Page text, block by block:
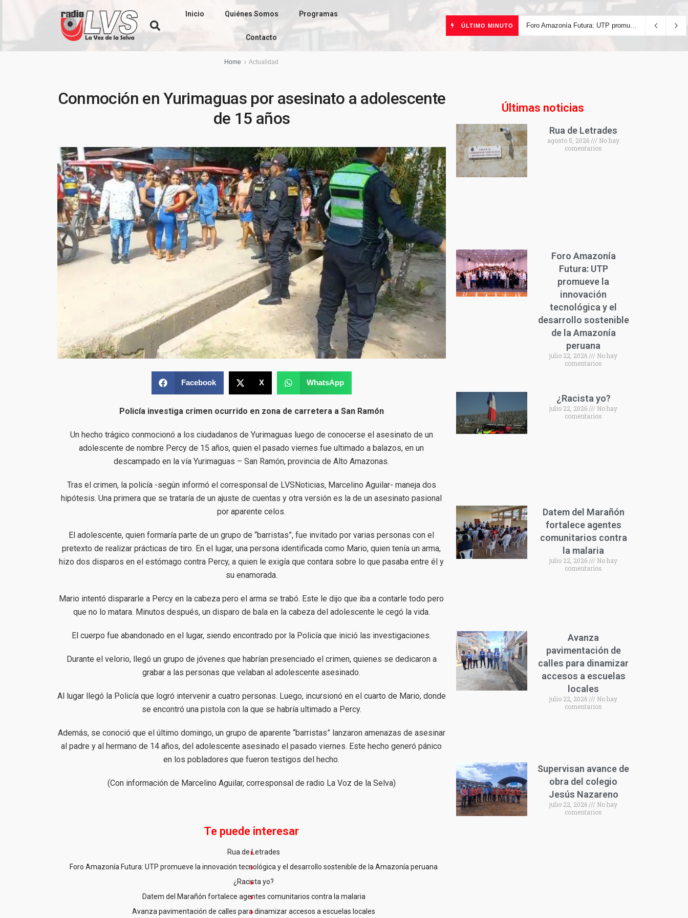
Inicio Quiénes Somos Programas
Contacto
ÚLTIMO MINUTO Foro Amazonía Futura: UTP promueve la innovación tecnológica y el desarrollo sostenible de la Amazonía peruana
Home Actualidad
Conmoción en Yurimaguas por asesinato a adolescente
de 15 años
Facebook X WhatsApp
Policía investiga crimen ocurrido en zona de carretera a San Ramón
Un hecho trágico conmocionó a los ciudadanos de Yurimaguas luego de conocerse el asesinato de un
adolescente de nombre Percy de 15 años, quien el pasado viernes fue ultimado a balazos, en un
descampado en la vía Yurimaguas – San Ramón, provincia de Alto Amazonas.
Tras el crimen, la policía -según informó el corresponsal de LVSNoticias, Marcelino Aguilar- maneja dos
hipótesis. Una primera que se trataría de un ajuste de cuentas y otra versión es la de un asesinato pasional
por aparente celos.
El adolescente, quien formaría parte de un grupo de “barristas”, fue invitado por varias personas con el
pretexto de realizar prácticas de tiro. En el lugar, una persona identificada como Mario, quien tenía un arma,
hizo dos disparos en el estómago contra Percy, a quien le exigía que contara sobre lo que pasaba entre él y
su enamorada.
Mario intentó dispararle a Percy en la cabeza pero el arma se trabó. Este le dijo que iba a contarle todo pero
que no lo matara. Minutos después, un disparo de bala en la cabeza del adolescente le cegó la vida.
El cuerpo fue abandonado en el lugar, siendo encontrado por la Policía que inició las investigaciones.
Durante el velorio, llegó un grupo de jóvenes que habrían presenciado el crimen, quienes se dedicaron a
grabar a las personas que velaban al adolescente asesinado.
Al lugar llegó la Policía que logró intervenir a cuatro personas. Luego, incursionó en el cuarto de Mario, donde
se encontró una pistola con la que se habría ultimado a Percy.
Además, se conoció que el último domingo, un grupo de aparente “barristas” lanzaron amenazas de asesinar
al padre y al hermano de 14 años, del adolescente asesinado el pasado viernes. Este hecho generó pánico
en los pobladores que fueron testigos del hecho.
(Con información de Marcelino Aguilar, corresponsal de radio La Voz de la Selva)
Te puede interesar
Rua de Letrades
Foro Amazonía Futura: UTP promueve la innovación tecnológica y el desarrollo sostenible de la Amazonía peruana
¿Racista yo?
Datem del Marañón fortalece agentes comunitarios contra la malaria
Avanza pavimentación de calles para dinamizar accesos a escuelas locales
Últimas noticias
Rua de Letrades
agosto 5, 2026
No hay
comentarios
Foro Amazonía
Futura: UTP
promueve la
innovación
tecnológica y el
desarrollo sostenible
de la Amazonía
peruana
julio 22, 2026
No hay
comentarios
¿Racista yo?
julio 22, 2026
No hay
comentarios
Datem del Marañón
fortalece agentes
comunitarios contra
la malaria
julio 22, 2026
No hay
comentarios
Avanza
pavimentación de
calles para dinamizar
accesos a escuelas
locales
julio 22, 2026
No hay
comentarios
Supervisan avance de
obra del colegio
Jesús Nazareno
julio 22, 2026
No hay
comentarios